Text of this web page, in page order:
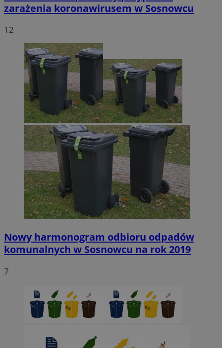
zarażenia koronawirusem w Sosnowcu
12
Nowy harmonogram odbioru odpadów
komunalnych w Sosnowcu na rok 2019
7